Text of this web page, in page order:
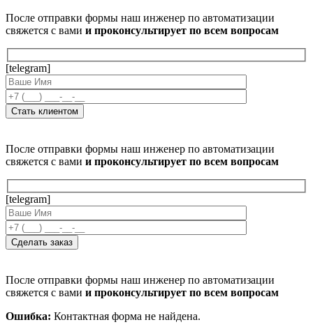
После отправки формы наш инженер по автоматизации
свяжется с вами и проконсультирует по всем вопросам
[telegram]
После отправки формы наш инженер по автоматизации
свяжется с вами и проконсультирует по всем вопросам
[telegram]
После отправки формы наш инженер по автоматизации
свяжется с вами и проконсультирует по всем вопросам
Ошибка: Контактная форма не найдена.